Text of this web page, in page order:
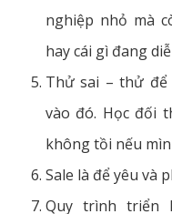
nghiệp nhỏ mà
hay cái gì đang
Thử sai – thử
vào đó. Học đối
không tồi nếu
Sale là để yêu và
Quy trình triển